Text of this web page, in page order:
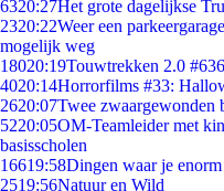
6320:27Het grote dagelijkse
2320:22Weer een
mogelijk weg
18020:19Touwtrekken 2.0
4020:14Horrorfilms #33:
2620:07Twee zwaargewonden
5220:05OM-Teamleider met
basisscholen
16619:58Dingen waar je
2519:56Natuur en Wild